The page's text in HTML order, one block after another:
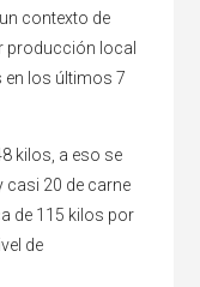
contexto de
producción local
en los últimos 7
kilos, a eso se
casi 20 de carne
de 115 kilos por
de